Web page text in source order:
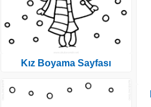
Kız Boyama Sayfası